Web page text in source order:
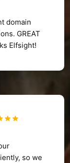
domain
GREAT
Elfsight!
so we